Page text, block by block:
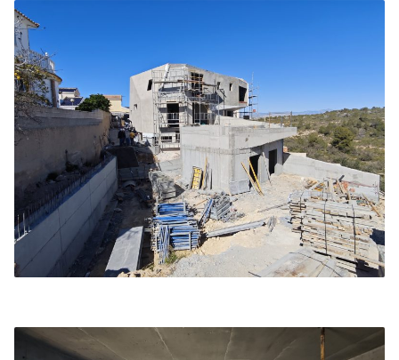
estratégicamente para volcarse por completo hacia
las vistas.
Por su parte, la Vivienda B responde a la pendiente
de una manera más fragmentada mediante la
articulación de dos volúmenes conectados.
Mientras el cuerpo principal se alinea a la cota de la
calle con el acceso y la zona de día, el perfil del
terreno da pie a un segundo volumen situado a más
de cuatro metros por debajo del nivel del viario.
Este espacio inferior, ubicado bajo la plataforma de
baños privados. En la planta superior, la vivienda se